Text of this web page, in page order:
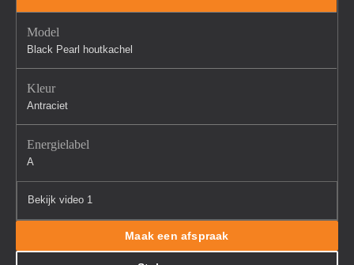
Model
Black Pearl houtkachel
Kleur
Antraciet
Energielabel
A
Bekijk video 1
Maak een afspraak